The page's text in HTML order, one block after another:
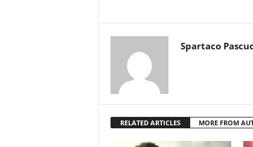
Spartaco
RELATED ARTICLES MORE FROM